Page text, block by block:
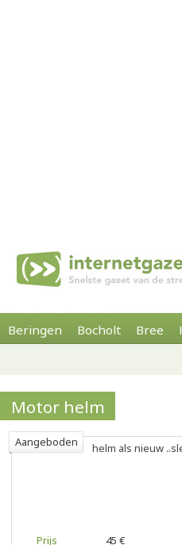
Beringen Bocholt Bree
Motor helm
Aangeboden helm als nieuw
Prijs
45 €